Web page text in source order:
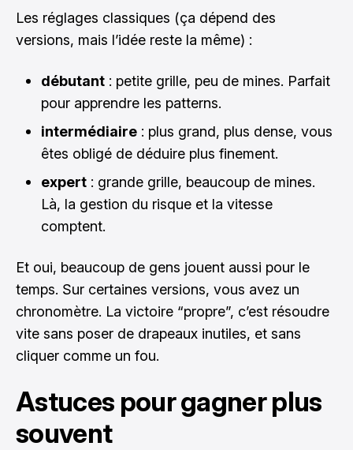
Les réglages classiques (ça dépend des
versions, mais l’idée reste la même) :
débutant : petite grille, peu de mines. Parfait
pour apprendre les patterns.
intermédiaire : plus grand, plus dense, vous
êtes obligé de déduire plus finement.
expert : grande grille, beaucoup de mines.
Là, la gestion du risque et la vitesse
comptent.
Et oui, beaucoup de gens jouent aussi pour le
temps. Sur certaines versions, vous avez un
chronomètre. La victoire “propre”, c’est résoudre
vite sans poser de drapeaux inutiles, et sans
cliquer comme un fou.
Astuces pour gagner plus
souvent